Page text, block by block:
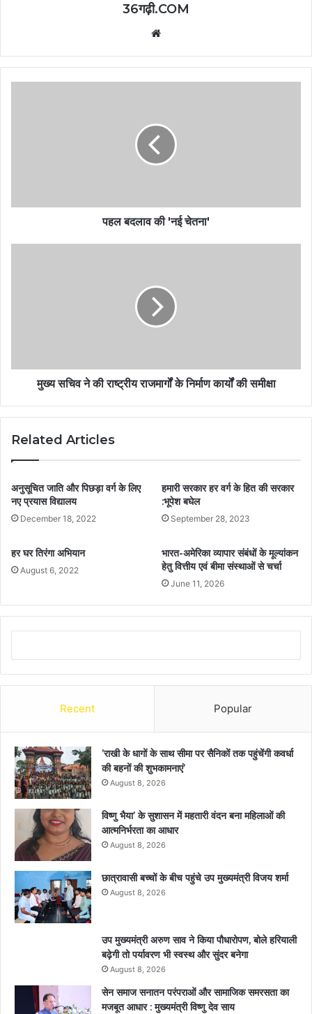
36गढ़ी.COM
पहल बदलाव की 'नई चेतना'
मुख्य सचिव ने की राष्ट्रीय राजमार्गों के निर्माण कार्यों की समीक्षा
Related Articles
अनुसूचित जाति और पिछड़ा वर्ग के लिए
नए प्रयास विद्यालय
December 18, 2022
हमारी सरकार हर वर्ग के हित की सरकार
:भूपेश बघेल
September 28, 2023
हर घर तिरंगा अभियान
August 6, 2022
भारत-अमेरिका व्यापार संबंधों के मूल्यांकन
हेतु वित्तीय एवं बीमा संस्थाओं से चर्चा
June 11, 2026
Recent Popular
’राखी के धागों के साथ सीमा पर सैनिकों तक पहुंचेंगी कवर्धा
की बहनों की शुभकामनाएं’
August 8, 2026
विष्णु भैया’ के सुशासन में महतारी वंदन बना महिलाओं की
आत्मनिर्भरता का आधार
August 8, 2026
छात्रावासी बच्चों के बीच पहुंचे उप मुख्यमंत्री विजय शर्मा
August 8, 2026
उप मुख्यमंत्री अरुण साव ने किया पौधारोपण, बोले हरियाली
बढ़ेगी तो पर्यावरण भी स्वस्थ और सुंदर बनेगा
August 8, 2026
सेन समाज सनातन परंपराओं और सामाजिक समरसता का
मजबूत आधार : मुख्यमंत्री विष्णु देव साय